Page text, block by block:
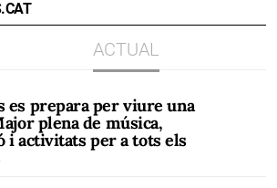
ACTUAL
es prepara per viure una
plena de música,
i activitats per a tots els